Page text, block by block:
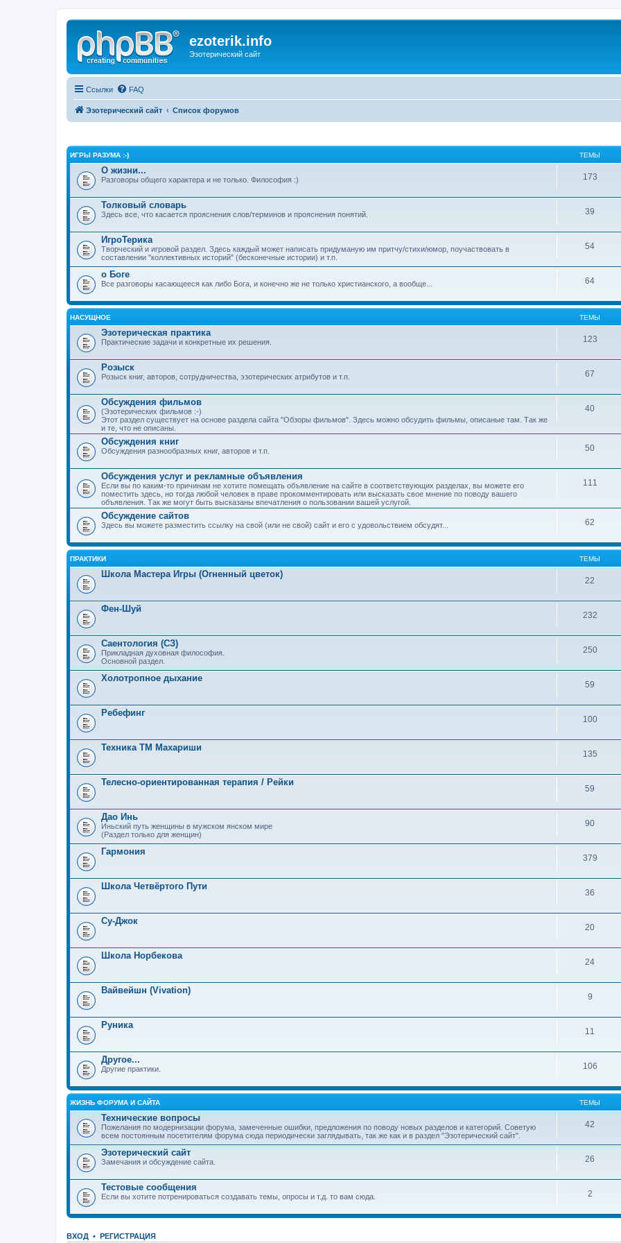
ezoterik.info
Эзотерический сайт
Ссылки FAQ
Эзотерический сайт Список форумов
ИГРЫ РАЗУМА :-) ТЕМЫ
О жизни...
Разговоры общего характера и не только. Философия :) 173
Толковый словарь
Здесь все, что касается прояснения слов/терминов и прояснения понятий. 39
ИгроТерика
Творческий и игровой раздел. Здесь каждый может написать придуманую им притчу/стихи/юмор, поучаствовать в
составлении "коллективных историй" (бесконечные истории) и т.п.
54
о Боге
Все разговоры касающееся как либо Бога, и конечно же не только христианского, а вообще... 64
НАСУЩНОЕ ТЕМЫ
Эзотерическая практика
Практические задачи и конкретные их решения. 123
Розыск
Розыск книг, авторов, сотрудничества, эзотерических атрибутов и т.п. 67
Обсуждения фильмов
(Эзотерических фильмов :-)
Этот раздел существует на основе раздела сайта "Обзоры фильмов". Здесь можно обсудить фильмы, описаные там. Так же
и те, что не описаны.
40
Обсуждения книг
Обсуждения разнообразных книг, авторов и т.п. 50
Обсуждения услуг и рекламные объявления
Если вы по каким-то причинам не хотите помещать объявление на сайте в соответствующих разделах, вы можете его
поместить здесь, но тогда любой человек в праве прокомментировать или высказать свое мнение по поводу вашего
объявления. Так же могут быть высказаны впечатления о пользовании вашей услугой.
111
Обсуждение сайтов
Здесь вы можете разместить ссылку на свой (или не свой) сайт и его с удовольствием обсудят... 62
ПРАКТИКИ ТЕМЫ
Школа Мастера Игры (Огненный цветок)
22
Фен-Шуй
232
Саентология (СЗ)
Прикладная духовная философия.
Основной раздел.
250
Холотропное дыхание
59
Ребефинг
100
Техника ТМ Махариши
135
Телесно-ориентированная терапия / Рейки
59
Дао Инь
Иньский путь женщины в мужском янском мире
(Раздел только для женщин)
90
Гармония
379
Школа Четвёртого Пути
36
Су-Джок
20
Школа Норбекова
24
Вайвейшн (Vivation)
9
Руника
11
Другое...
Другие практики. 106
ЖИЗНЬ ФОРУМА И САЙТА ТЕМЫ
Технические вопросы
Пожелания по модернизации форума, замеченные ошибки, предложения по поводу новых разделов и категорий. Советую
всем постоянным посетителям форума сюда периодически заглядывать, так же как и в раздел "Эзотерический сайт".
42
Эзотерический сайт
Замечания и обсуждение сайта. 26
Тестовые сообщения
Если вы хотите потренироваться создавать темы, опросы и т.д. то вам сюда. 2
ВХОД • РЕГИСТРАЦИЯ